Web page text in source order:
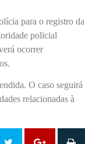
para o registro da
policial
ocorrer
O caso seguirá
relacionadas à